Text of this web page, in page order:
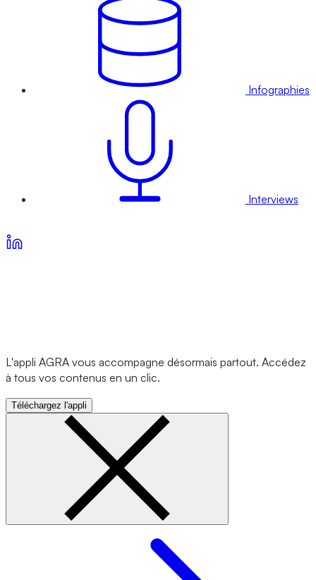
Infographies
Interviews
L'appli AGRA vous accompagne désormais partout. Accédez
à tous vos contenus en un clic.
Téléchargez l'appli